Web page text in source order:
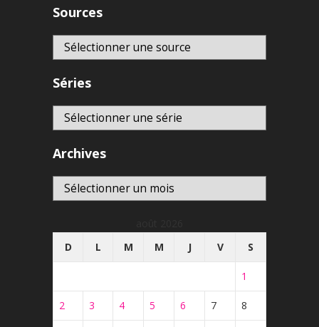
Sources
Séries
Archives
Archives
D
L M M J V S
1
2 3 4 5 6 7 8